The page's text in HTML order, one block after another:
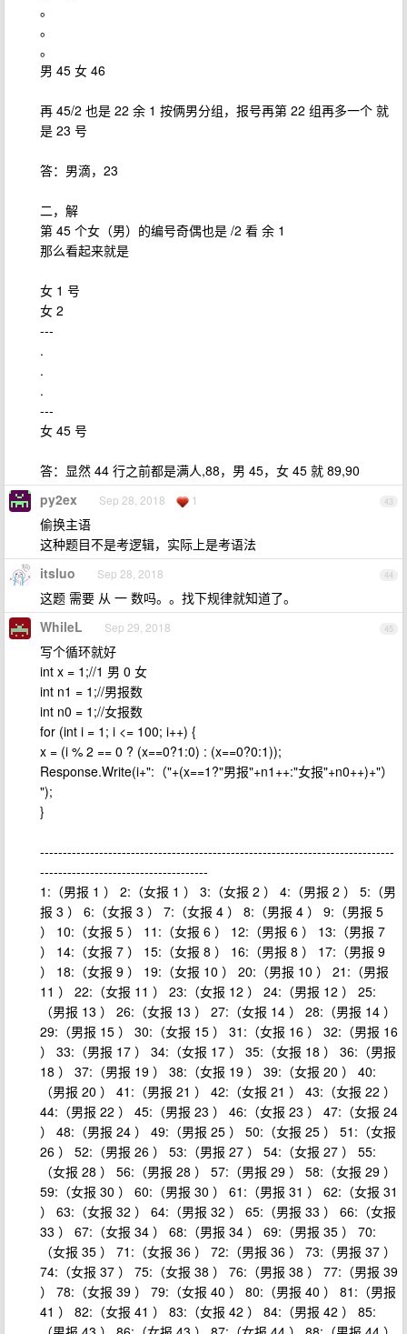
。
。
。
男 45 女 46
再 45/2 也是 22 余 1 按俩男分组，报号再第 22 组再多一个 就
是 23 号
答：男滴，23
二，解
第 45 个女（男）的编号奇偶也是 /2 看 余 1
那么看起来就是
女 1 号
女 2
---
.
.
.
---
女 45 号
答：显然 44 行之前都是满人,88，男 45，女 45 就 89,90
43
py2ex Sep 28, 2018 1
偷换主语
这种题目不是考逻辑，实际上是考语法
44
itsluo Sep 28, 2018
这题 需要 从 一 数吗。。找下规律就知道了。
45
WhileL Sep 29, 2018
写个循环就好
int x = 1;//1 男 0 女
int n1 = 1;//男报数
int n0 = 1;//女报数
for (int i = 1; i <= 100; i++) {
x = (i % 2 == 0 ? (x==0?1:0) : (x==0?0:1));
Response.Write(i+":（"+(x==1?"男报"+n1++:"女报"+n0++)+"）
");
}
------------------------------------------------------------------------------
-------------------------------------
1:（男报 1 ） 2:（女报 1 ） 3:（女报 2 ） 4:（男报 2 ） 5:（男
报 3 ） 6:（女报 3 ） 7:（女报 4 ） 8:（男报 4 ） 9:（男报 5
） 10:（女报 5 ） 11:（女报 6 ） 12:（男报 6 ） 13:（男报 7
） 14:（女报 7 ） 15:（女报 8 ） 16:（男报 8 ） 17:（男报 9
） 18:（女报 9 ） 19:（女报 10 ） 20:（男报 10 ） 21:（男报
11 ） 22:（女报 11 ） 23:（女报 12 ） 24:（男报 12 ） 25:
（男报 13 ） 26:（女报 13 ） 27:（女报 14 ） 28:（男报 14 ）
29:（男报 15 ） 30:（女报 15 ） 31:（女报 16 ） 32:（男报 16
） 33:（男报 17 ） 34:（女报 17 ） 35:（女报 18 ） 36:（男报
18 ） 37:（男报 19 ） 38:（女报 19 ） 39:（女报 20 ） 40:
（男报 20 ） 41:（男报 21 ） 42:（女报 21 ） 43:（女报 22 ）
44:（男报 22 ） 45:（男报 23 ） 46:（女报 23 ） 47:（女报 24
） 48:（男报 24 ） 49:（男报 25 ） 50:（女报 25 ） 51:（女报
26 ） 52:（男报 26 ） 53:（男报 27 ） 54:（女报 27 ） 55:
（女报 28 ） 56:（男报 28 ） 57:（男报 29 ） 58:（女报 29 ）
59:（女报 30 ） 60:（男报 30 ） 61:（男报 31 ） 62:（女报 31
） 63:（女报 32 ） 64:（男报 32 ） 65:（男报 33 ） 66:（女报
33 ） 67:（女报 34 ） 68:（男报 34 ） 69:（男报 35 ） 70:
（女报 35 ） 71:（女报 36 ） 72:（男报 36 ） 73:（男报 37 ）
74:（女报 37 ） 75:（女报 38 ） 76:（男报 38 ） 77:（男报 39
） 78:（女报 39 ） 79:（女报 40 ） 80:（男报 40 ） 81:（男报
41 ） 82:（女报 41 ） 83:（女报 42 ） 84:（男报 42 ） 85: